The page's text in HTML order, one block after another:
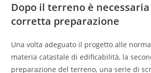
Dopo il terreno è
corretta preparazione
Una volta adeguato il progetto alle
materia catastale di edificabilità, la
preparazione del terreno, una serie di